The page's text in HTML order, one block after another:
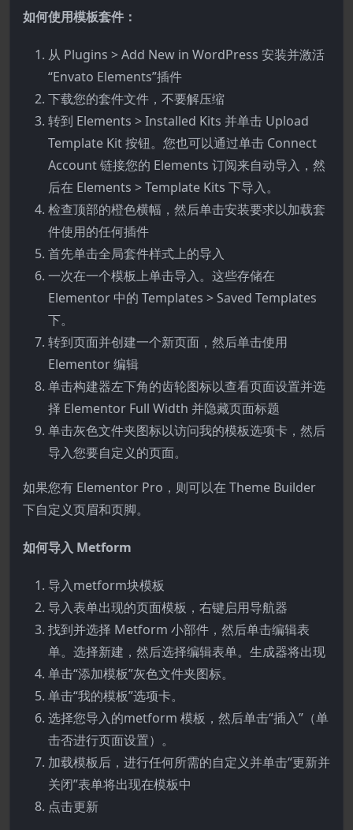
如何使用模板套件：
从 Plugins > Add New in WordPress 安装并激活
“Envato Elements”插件
下载您的套件文件，不要解压缩
转到 Elements > Installed Kits 并单击 Upload
Template Kit 按钮。您也可以通过单击 Connect
Account 链接您的 Elements 订阅来自动导入，然
后在 Elements > Template Kits 下导入。
检查顶部的橙色横幅，然后单击安装要求以加载套
件使用的任何插件
首先单击全局套件样式上的导入
一次在一个模板上单击导入。这些存储在
Elementor 中的 Templates > Saved Templates
下。
转到页面并创建一个新页面，然后单击使用
Elementor 编辑
单击构建器左下角的齿轮图标以查看页面设置并选
择 Elementor Full Width 并隐藏页面标题
单击灰色文件夹图标以访问我的模板选项卡，然后
导入您要自定义的页面。
如果您有 Elementor Pro，则可以在 Theme Builder
下自定义页眉和页脚。
如何导入 Metform
导入metform块模板
导入表单出现的页面模板，右键启用导航器
找到并选择 Metform 小部件，然后单击编辑表
单。选择新建，然后选择编辑表单。生成器将出现
单击“添加模板”灰色文件夹图标。
单击“我的模板”选项卡。
选择您导入的metform 模板，然后单击“插入”（单
击否进行页面设置）。
加载模板后，进行任何所需的自定义并单击“更新并
关闭”表单将出现在模板中
点击更新